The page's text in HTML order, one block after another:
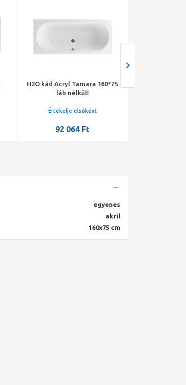
H2O kád Acryl Tamara 160*75
láb nélkül!
Értékelje elsőként
92 064 Ft
egyenes
akril
160x75 cm